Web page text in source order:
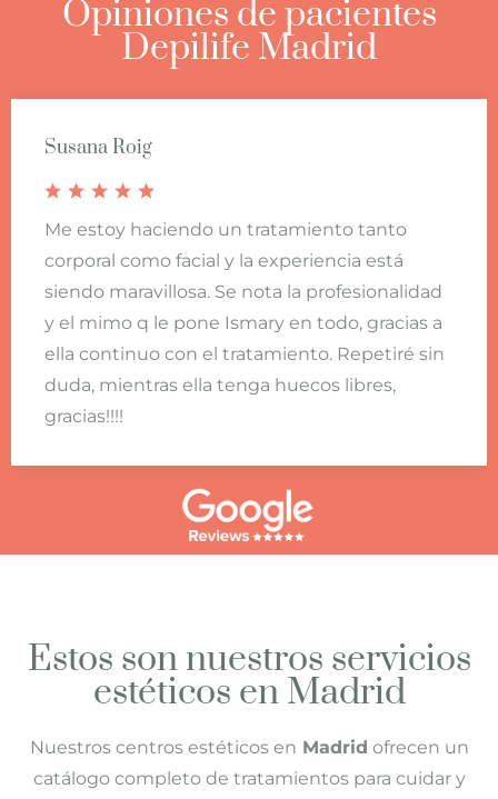
Opiniones de pacientes
Depilife Madrid
Susana Roig
Me estoy haciendo un tratamiento tanto
corporal como facial y la experiencia está
siendo maravillosa. Se nota la profesionalidad
y el mimo q le pone Ismary en todo, gracias a
ella continuo con el tratamiento. Repetiré sin
duda, mientras ella tenga huecos libres,
gracias!!!!
Estos son nuestros servicios
estéticos en Madrid
Nuestros centros estéticos en Madrid ofrecen un
catálogo completo de tratamientos para cuidar y